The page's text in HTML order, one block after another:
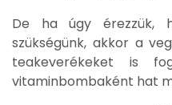
De ha úgy érezzük,
szükségünk, akkor a
teakeverékeket is
vitaminbombaként hat